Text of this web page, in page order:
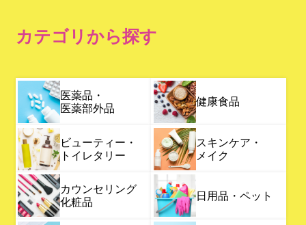
カテゴリから探す
医薬品・
医薬部外品
健康食品
ビューティー・
トイレタリー
スキンケア・
メイク
カウンセリング
化粧品
日用品・ペット